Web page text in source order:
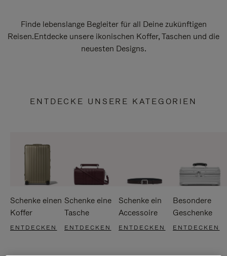
Finde lebenslange Begleiter für all Deine zukünftigen
Reisen.Entdecke unsere ikonischen Koffer, Taschen und die
neuesten Designs.
ENTDECKE UNSERE KATEGORIEN
Schenke einen
Koffer
ENTDECKEN
Schenke eine
Tasche
ENTDECKEN
Schenke ein
Accessoire
ENTDECKEN
Besondere
Geschenke
ENTDECKEN